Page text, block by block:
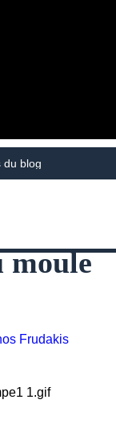
du blog
moule
Frudakis